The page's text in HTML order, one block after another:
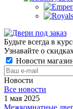
Будьте всегда в
Узнавайте о
Новости
Новости
Все новости
1 мая 2025
Межкомнатные